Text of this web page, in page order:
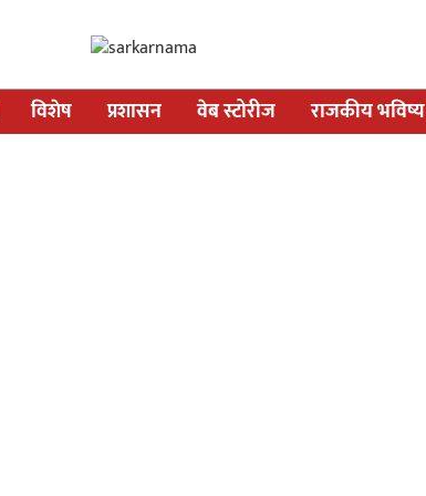
विशेष प्रशासन वेब स्टोरीज राजकीय भविष्य